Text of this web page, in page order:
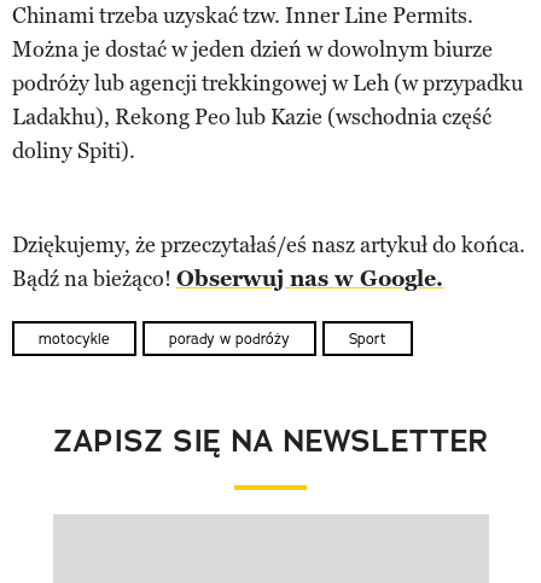
Chinami trzeba uzyskać tzw. Inner Line Permits.
Można je dostać w jeden dzień w dowolnym biurze
podróży lub agencji trekkingowej w Leh (w przypadku
Ladakhu), Rekong Peo lub Kazie (wschodnia część
doliny Spiti).
Dziękujemy, że przeczytałaś/eś nasz artykuł do końca.
Bądź na bieżąco! Obserwuj nas w Google.
motocykle porady w podróży Sport
ZAPISZ SIĘ NA NEWSLETTER